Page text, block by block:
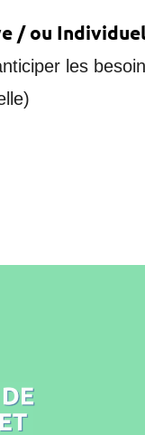
/ ou
les